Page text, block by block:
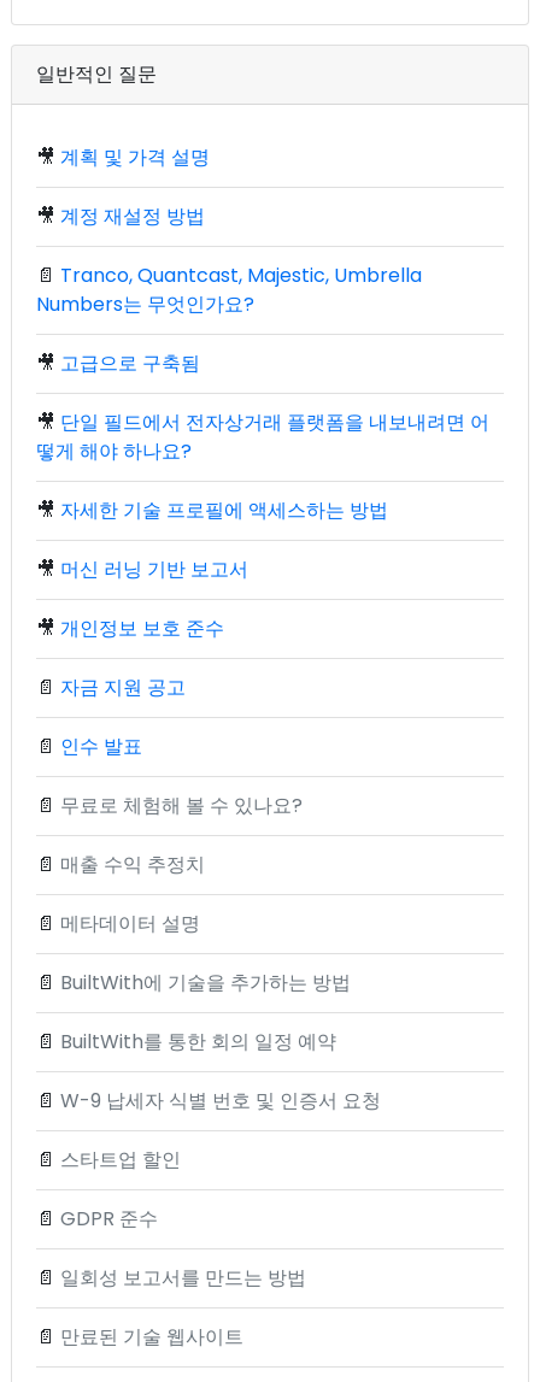
일반적인 질문
🎥 계획 및 가격 설명
🎥 계정 재설정 방법
📄 Tranco, Quantcast, Majestic, Umbrella
Numbers는 무엇인가요?
🎥 고급으로 구축됨
🎥 단일 필드에서 전자상거래 플랫폼을 내보내려면 어
떻게 해야 하나요?
🎥 자세한 기술 프로필에 액세스하는 방법
🎥 머신 러닝 기반 보고서
🎥 개인정보 보호 준수
📄 자금 지원 공고
📄 인수 발표
📄 무료로 체험해 볼 수 있나요?
📄 매출 수익 추정치
📄 메타데이터 설명
📄 BuiltWith에 기술을 추가하는 방법
📄 BuiltWith를 통한 회의 일정 예약
📄 W-9 납세자 식별 번호 및 인증서 요청
📄 스타트업 할인
📄 GDPR 준수
📄 일회성 보고서를 만드는 방법
📄 만료된 기술 웹사이트